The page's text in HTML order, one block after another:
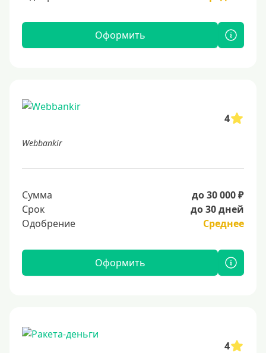
Оформить
4
Webbankir
Сумма
до 30 000 ₽
Срок
до 30 дней
Одобрение
Среднее
Оформить
4